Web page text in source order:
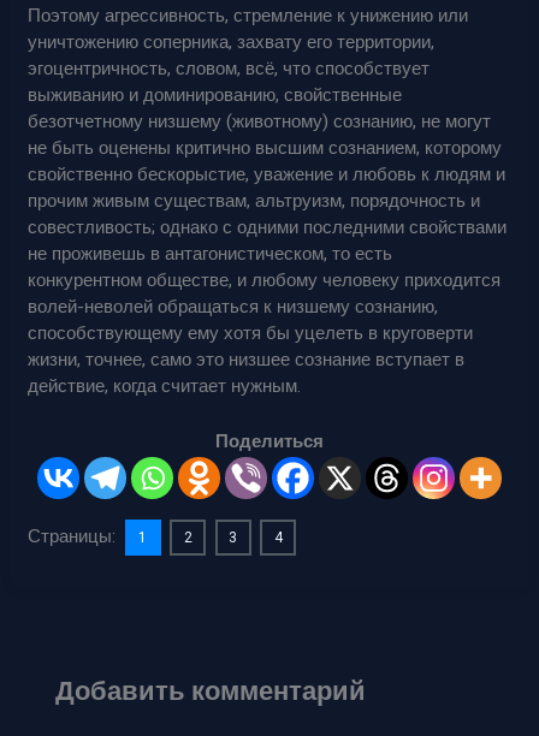
Поэтому агрессивность, стремление к унижению или
уничтожению соперника, захвату его территории,
эгоцентричность, словом, всё, что способствует
выживанию и доминированию, свойственные
безотчетному низшему (животному) сознанию, не могут
не быть оценены критично высшим сознанием, которому
свойственно бескорыстие, уважение и любовь к людям и
прочим живым существам, альтруизм, порядочность и
совестливость; однако с одними последними свойствами
не проживешь в антагонистическом, то есть
конкурентном обществе, и любому человеку приходится
волей-неволей обращаться к низшему сознанию,
способствующему ему хотя бы уцелеть в круговерти
жизни, точнее, само это низшее сознание вступает в
действие, когда считает нужным.
Поделиться
Страницы: 1 2 3 4
Добавить комментарий